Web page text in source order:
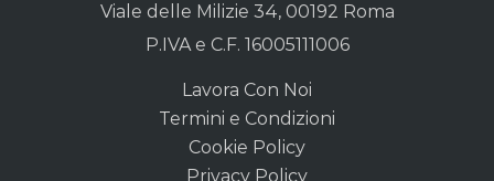
Viale delle Milizie 34, 00192 Roma
P.IVA e C.F. 16005111006
Lavora Con Noi
Termini e Condizioni
Cookie Policy
Privacy Policy